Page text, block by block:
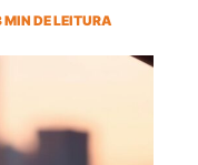
MIN DE LEITURA